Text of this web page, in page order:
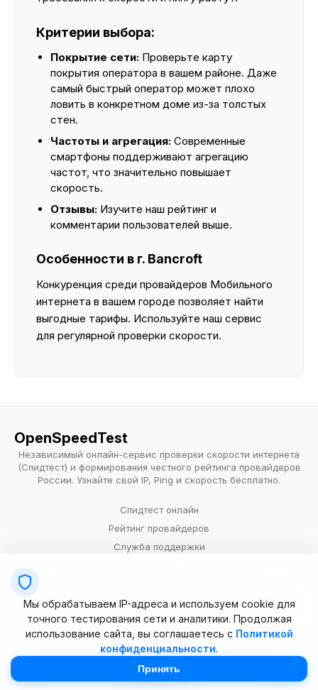
Критерии выбора:
Покрытие сети: Проверьте карту
покрытия оператора в вашем районе. Даже
самый быстрый оператор может плохо
ловить в конкретном доме из-за толстых
стен.
Частоты и агрегация: Современные
смартфоны поддерживают агрегацию
частот, что значительно повышает
скорость.
Отзывы: Изучите наш рейтинг и
комментарии пользователей выше.
Особенности в г. Bancroft
Конкуренция среди провайдеров Мобильного
интернета в вашем городе позволяет найти
выгодные тарифы. Используйте наш сервис
для регулярной проверки скорости.
OpenSpeedTest
Независимый онлайн-сервис проверки скорости интернета
(Спидтест) и формирования честного рейтинга провайдеров
России. Узнайте свой IP, Ping и скорость бесплатно.
Спидтест онлайн
Рейтинг провайдеров
Служба поддержки
Условия использования
© 2025–2026 OpenSpeedTest (ИП Долматова В.В.). Все права
Мы обрабатываем IP-адреса и используем cookie для
точного тестирования сети и аналитики. Продолжая
использование сайта, вы соглашаетесь с Политикой
конфиденциальности.
Принять